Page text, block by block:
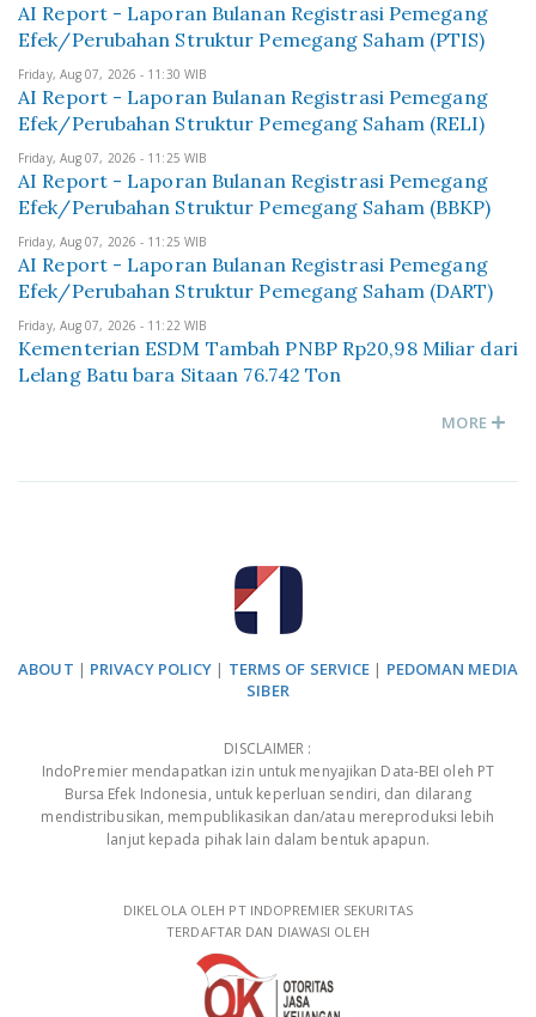
AI Report - Laporan Bulanan Registrasi Pemegang
Efek/Perubahan Struktur Pemegang Saham (PTIS)
Friday, Aug 07, 2026 - 11:30 WIB
AI Report - Laporan Bulanan Registrasi Pemegang
Efek/Perubahan Struktur Pemegang Saham (RELI)
Friday, Aug 07, 2026 - 11:25 WIB
AI Report - Laporan Bulanan Registrasi Pemegang
Efek/Perubahan Struktur Pemegang Saham (BBKP)
Friday, Aug 07, 2026 - 11:25 WIB
AI Report - Laporan Bulanan Registrasi Pemegang
Efek/Perubahan Struktur Pemegang Saham (DART)
Friday, Aug 07, 2026 - 11:22 WIB
Kementerian ESDM Tambah PNBP Rp20,98 Miliar dari
Lelang Batu bara Sitaan 76.742 Ton
MORE
ABOUT | PRIVACY POLICY | TERMS OF SERVICE | PEDOMAN MEDIA
SIBER
DISCLAIMER :
IndoPremier mendapatkan izin untuk menyajikan Data-BEI oleh PT
Bursa Efek Indonesia, untuk keperluan sendiri, dan dilarang
mendistribusikan, mempublikasikan dan/atau mereproduksi lebih
lanjut kepada pihak lain dalam bentuk apapun.
DIKELOLA OLEH PT INDOPREMIER SEKURITAS
TERDAFTAR DAN DIAWASI OLEH